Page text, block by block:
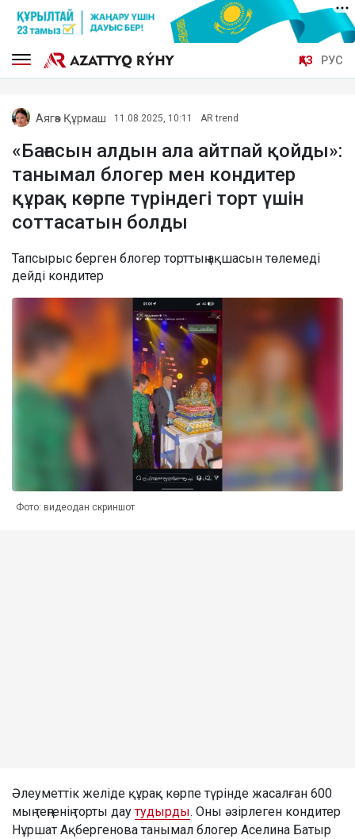
ҚАЗ РУС
Аягөз Құрмаш 11.08.2025, 10:11 AR trend
«Бағасын алдын ала айтпай қойды»:
танымал блогер мен кондитер
құрақ көрпе түріндегі торт үшін
соттасатын болды
Тапсырыс берген блогер торттың ақшасын төлемеді
дейді кондитер
Фото: видеодан скриншот
Әлеуметтік желіде құрақ көрпе түрінде жасалған 600
мың теңгенің торты даутудырды. Оны әзірлеген кондитер
Нұршат Ақбергенова танымал блогер Аселина Батыр